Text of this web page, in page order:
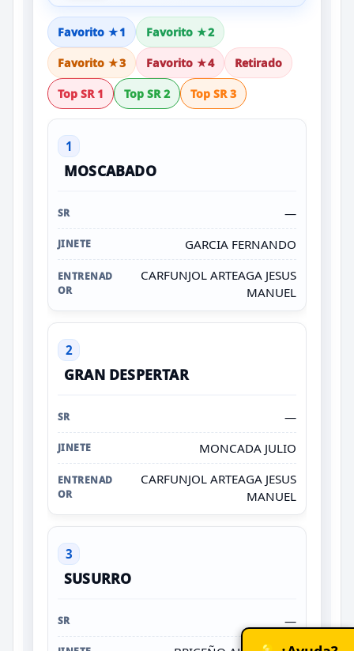
Favorito ★1 Favorito ★2
Favorito ★3 Favorito ★4 Retirado
Top SR 1 Top SR 2 Top SR 3
1
MOSCABADO
—
GARCIA FERNANDO
CARFUNJOL ARTEAGA JESUS
MANUEL
2
GRAN DESPERTAR
—
MONCADA JULIO
CARFUNJOL ARTEAGA JESUS
MANUEL
3
SUSURRO
—